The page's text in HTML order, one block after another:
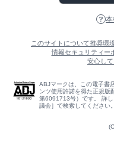
本
このサイトについて推奨環
情報セキュリティー
安心し
ABJマークは、この電子書
ンツ使用許諾を得た正規版
第6091713号）です。 詳
議会］で検索してください。